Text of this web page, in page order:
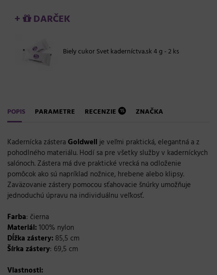
+ DARČEK
Biely cukor Svet kaderníctva.sk 4 g - 2 ks
POPIS PARAMETRE RECENZIE 15 ZNAČKA
Kadernícka zásteraGoldwell je veľmi praktická, elegantná a z
pohodlného materiálu. Hodí sa pre všetky službyv kaderníckych
salónoch. Zástera má dve praktické vrecká na odloženie
pomôcok ako sú napríklad nožnice, hrebene alebo klipsy.
Zaväzovanie zástery pomocou sťahovacie šnúrky umožňuje
jednoduchú úpravu na individuálnu veľkosť.
Farba: čierna
Materiál:100% nylon
Dĺžka zástery: 85,5 cm
Šírka zástery: 69,5 cm
Vlastnosti: